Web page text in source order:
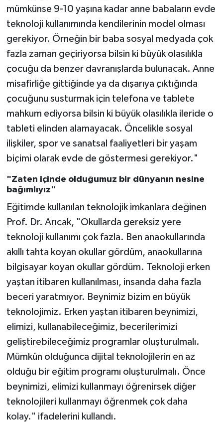
mümkünse 9-10 yaşına kadar anne babaların evde
teknoloji kullanımında kendilerinin model olması
gerekiyor. Örneğin bir baba sosyal medyada çok
fazla zaman geçiriyorsa bilsin ki büyük olasılıkla
çocuğu da benzer davranışlarda bulunacak. Anne
misafirliğe gittiğinde ya da dışarıya çıktığında
çocuğunu susturmak için telefona ve tablete
mahkum ediyorsa bilsin ki büyük olasılıkla ileride o
tableti elinden alamayacak. Öncelikle sosyal
ilişkiler, spor ve sanatsal faaliyetleri bir yaşam
biçimi olarak evde de göstermesi gerekiyor."
"Zaten içinde olduğumuz bir dünyanın nesine
bağımlıyız"
Eğitimde kullanılan teknolojik imkanlara değinen
Prof. Dr. Arıcak, "Okullarda gereksiz yere
teknoloji kullanımı çok fazla. Ben anaokullarında
akıllı tahta koyan okullar gördüm, anaokullarına
bilgisayar koyan okullar gördüm. Teknoloji erken
yaştan itibaren kullanılması, insanda daha fazla
beceri yaratmıyor. Beynimiz bizim en büyük
teknolojimiz. Erken yaştan itibaren beynimizi,
elimizi, kullanabileceğimiz, becerilerimizi
geliştirebileceğimiz programlar oluşturulmalı.
Mümkün olduğunca dijital teknolojilerin en az
olduğu bir eğitim programı oluşturulmalı. Önce
beynimizi, elimizi kullanmayı öğrenirsek diğer
teknolojileri kullanmayı öğrenmek çok daha
kolay." ifadelerini kullandı.
Sakarya Müftülüğü
Samsun Müftülüğü
Siirt Müftülüğü
Sinop Müftülüğü
Sivas Müftülüğü
Şanlıurfa Müftülüğü
Şırnak Müftülüğü
Tekirdağ Müftülüğü
Tokat Müftülüğü
Trabzon Müftülüğü
Tunceli Müftülüğü
Uşak Müftülüğü
Van Müftülüğü
Yalova Müftülüğü
Yozgat Müftülüğü
Zonguldak Müftülüğü